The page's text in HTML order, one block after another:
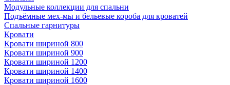
Модульные коллекции для спальни
Подъёмные мех-мы и бельевые короба для кроватей
Спальные гарнитуры
Кровати
Кровати шириной 800
Кровати шириной 900
Кровати шириной 1200
Кровати шириной 1400
Кровати шириной 1600